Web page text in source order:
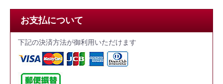
お支払について
下記の決済方法が御利用いただけます